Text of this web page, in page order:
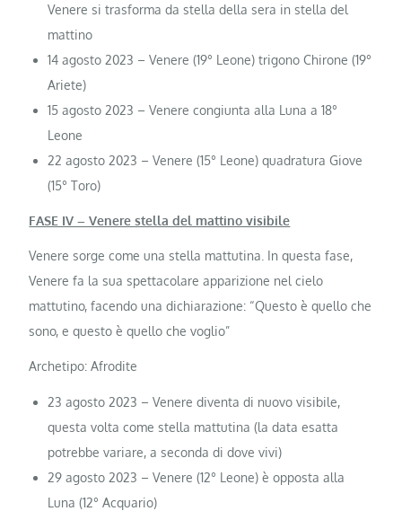
Venere si trasforma da stella della sera in stella del
mattino
14 agosto 2023 – Venere (19° Leone) trigono Chirone (19°
Ariete)
15 agosto 2023 – Venere congiunta alla Luna a 18°
Leone
22 agosto 2023 – Venere (15° Leone) quadratura Giove
(15° Toro)
FASE IV – Venere stella del mattino visibile
Venere sorge come una stella mattutina. In questa fase,
Venere fa la sua spettacolare apparizione nel cielo
mattutino, facendo una dichiarazione: “Questo è quello che
sono, e questo è quello che voglio”
Archetipo: Afrodite
23 agosto 2023 – Venere diventa di nuovo visibile,
questa volta come stella mattutina (la data esatta
potrebbe variare, a seconda di dove vivi)
29 agosto 2023 – Venere (12° Leone) è opposta alla
Luna (12° Acquario)